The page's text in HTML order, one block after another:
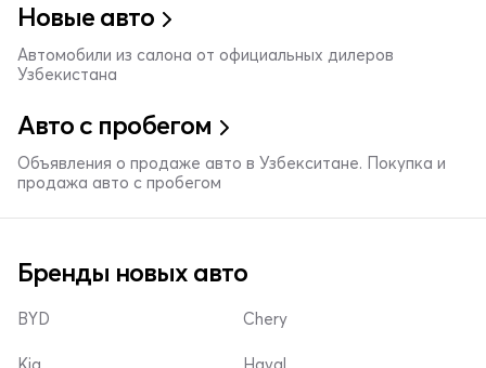
Новые авто
Автомобили из салона от официальных дилеров
Узбекистана
Авто с пробегом
Объявления о продаже авто в Узбекситане. Покупка и
продажа авто с пробегом
Бренды новых авто
BYD Chery